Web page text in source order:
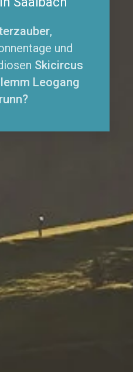
,
und
Skicircus
Leogang